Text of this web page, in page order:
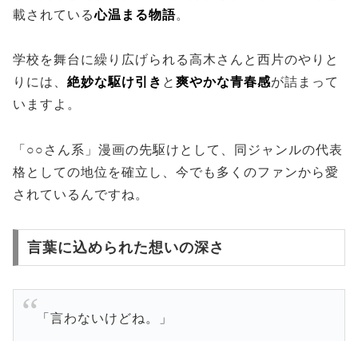
載されている心温まる物語。
学校を舞台に繰り広げられる高木さんと西片のやりと
りには、 絶妙な駆け引き と 爽やかな青春感が詰まって
いますよ。
「○○さん系」漫画の先駆けとして、同ジャンルの代表
格としての地位を確立し、今でも多くのファンから愛
されているんですね。
言葉に込められた想いの深さ
「言わないけどね。」